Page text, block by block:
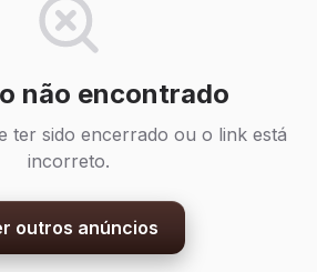
não encontrado
ter sido encerrado ou o link está
incorreto.
outros anúncios